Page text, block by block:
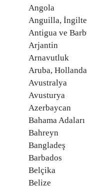
Angola
Anguilla,
Antigua ve
Arjantin
Arnavutluk
Aruba, Hollanda
Avustralya
Avusturya
Azerbaycan
Bahama Adaları
Bahreyn
Bangladeş
Barbados
Belçika
Belize